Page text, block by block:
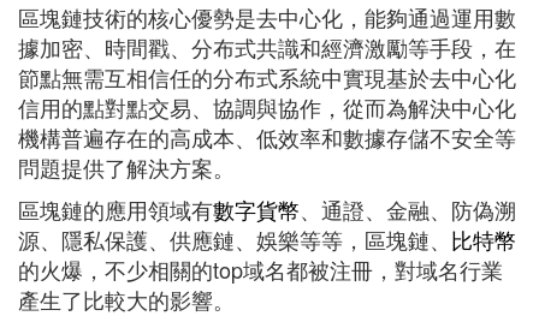
區塊鏈技術的核心優勢是去中心化，能夠通過運用數
據加密、時間戳、分布式共識和經濟激勵等手段，在
節點無需互相信任的分布式系統中實現基於去中心化
信用的點對點交易、協調與協作，從而為解決中心化
機構普遍存在的高成本、低效率和數據存儲不安全等
問題提供了解決方案。
區塊鏈的應用領域有數字貨幣、通證、金融、防偽溯
源、隱私保護、供應鏈、娛樂等等，區塊鏈、 比特幣
的火爆，不少相關的top域名都被注冊，對域名行業
產生了比較大的影響。